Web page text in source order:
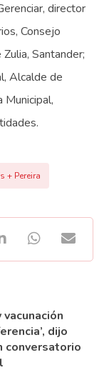
director
Consejo
Santander;
Alcalde de
Municipal,
+ Pereira
dijo
conversatorio